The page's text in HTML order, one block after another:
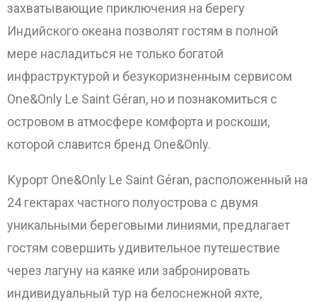
захватывающие приключения на берегу
Индийского океана позволят гостям в полной
мере насладиться не только богатой
инфраструктурой и безукоризненным сервисом
One&Only Le Saint Géran, но и познакомиться с
островом в атмосфере комфорта и роскоши,
которой славится бренд One&Only.
Курорт One&Only Le Saint Géran, расположенный на
24 гектарах частного полуострова с двумя
уникальными береговыми линиями, предлагает
гостям совершить удивительное путешествие
через лагуну на каяке или забронировать
индивидуальный тур на белоснежной яхте,